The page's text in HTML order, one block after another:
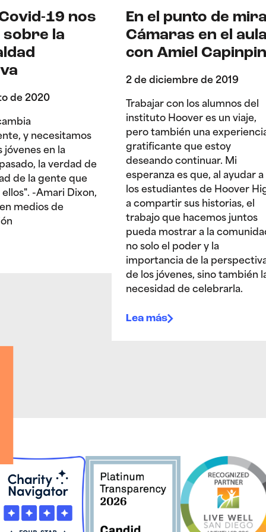
19 nos
sobre la
de 2020
y necesitamos
jóvenes en la
la verdad de
de la gente que
-Amari Dixon,
medios de
En el punto de
Cámaras en el
con Amiel Capinpin
2 de diciembre de 2019
Trabajar con los alumnos del
instituto Hoover es un viaje,
pero también una
gratificante que estoy
deseando continuar. Mi
esperanza es que, al ayudar a
los estudiantes de Hoover
a compartir sus historias, el
trabajo que hacemos juntos
pueda mostrar a la
no solo el poder y la
importancia de la
de los jóvenes, sino también
necesidad de celebrarla.
Lea más